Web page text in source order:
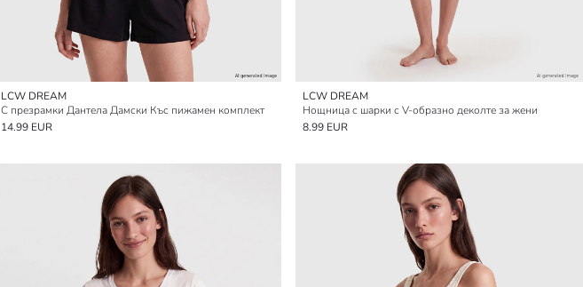
LCW DREAM
С презрамки Дантела Дамски Къс пижамен комплект
14.99 EUR
LCW DREAM
Нощница с шарки с V-образно деколте за жени
8.99 EUR